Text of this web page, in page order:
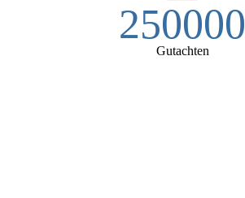
250000
Gutachten